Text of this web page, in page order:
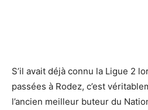
S’il avait déjà connu la Ligue 2
passées à Rodez, c’est
l’ancien meilleur buteur du